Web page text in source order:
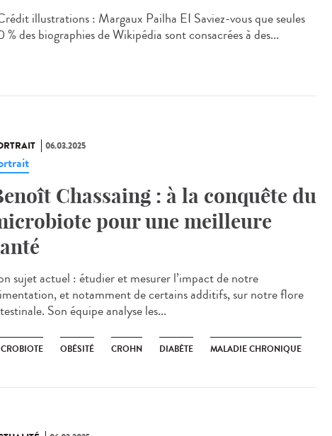
illustrations : Margaux Pailha EI Saviez-vous que seules
% des biographies de Wikipédia sont consacrées à des...
06.03.2025
Chassaing : à la conquête du
pour une meilleure
sujet actuel : étudier et mesurer l’impact de notre
et notamment de certains additifs, sur notre flore
Son équipe analyse les...
OBÉSITÉ CROHN DIABÈTE MALADIE CHRONIQUE